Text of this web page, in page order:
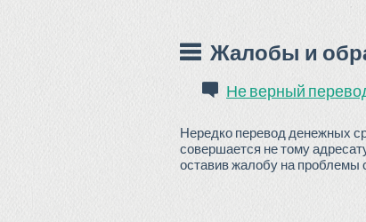
Жалобы и
Не верный
Нередко перевод денежных
совершается не тому
оставив жалобу на проблемы